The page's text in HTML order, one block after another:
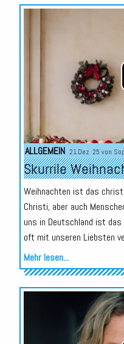
ALLGEMEIN 21.Dez. 25 von
Skurrile
Weihnachten ist das
Christi, aber auch
uns in Deutschland ist
oft mit unseren Liebsten
Mehr lesen...